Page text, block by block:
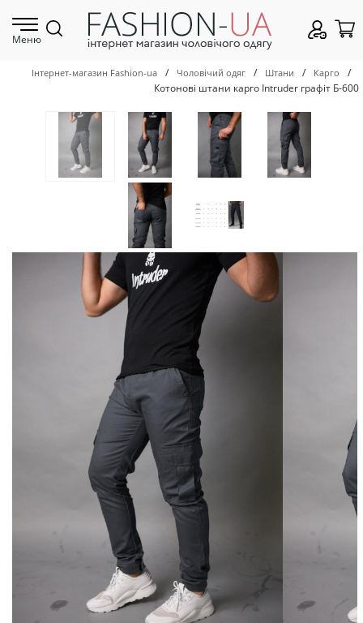
Меню
Інтернет-магазин Fashion-ua / Чоловічий одяг / Штани / Карго
/
Котонові штани карго Intruder графіт Б-600